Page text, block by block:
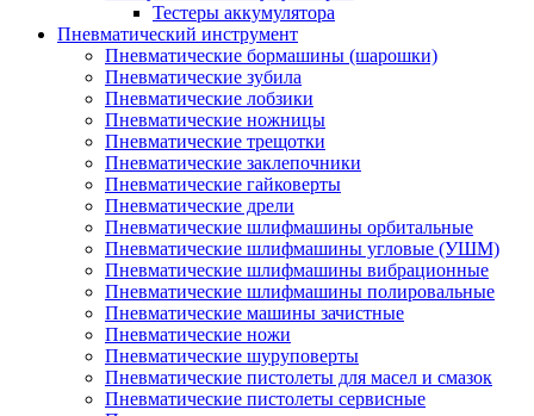
Тестеры аккумулятора
Пневматический инструмент
Пневматические бормашины (шарошки)
Пневматические зубила
Пневматические лобзики
Пневматические ножницы
Пневматические трещотки
Пневматические заклепочники
Пневматические гайковерты
Пневматические дрели
Пневматические шлифмашины орбитальные
Пневматические шлифмашины угловые (УШМ)
Пневматические шлифмашины вибрационные
Пневматические шлифмашины полировальные
Пневматические машины зачистные
Пневматические ножи
Пневматические шуруповерты
Пневматические пистолеты для масел и смазок
Пневматические пистолеты сервисные